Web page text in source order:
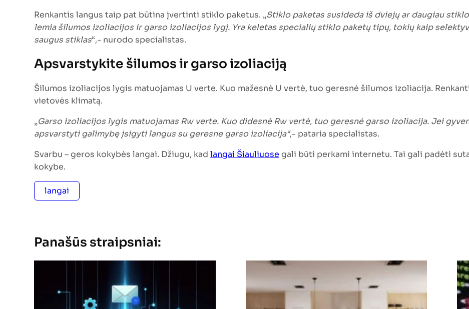
Renkantis langus taip pat būtina įvertinti stiklo paketus. „Stiklo paketas susideda iš dviejų ar daugiau
lemia šilumos izoliacijos ir garso izoliacijos lygį. Yra keletas specialių stiklo paketų tipų, tokių kaip
saugus stiklas“,- nurodo specialistas.
Apsvarstykite šilumos ir garso izoliaciją
Šilumos izoliacijos lygis matuojamas U verte. Kuo mažesnė U vertė, tuo geresnė šilumos izoliacija.
vietovės klimatą.
„Garso izoliacijos lygis matuojamas Rw verte. Kuo didesnė Rw vertė, tuo geresnė garso izoliacija. Jei
apsvarstyti galimybę įsigyti langus su geresne garso izoliacija“,- pataria specialistas.
Svarbu – geros kokybės langai. Džiugu, kad langai Šiauliuose gali būti perkami internetu. Tai gali padėti
kokybe.
langai
Panašūs straipsniai: